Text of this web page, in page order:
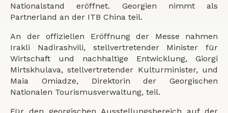
Nationalstand eröffnet. Georgien nimmt als
Partnerland an der ITB China teil.
An der offiziellen Eröffnung der Messe nahmen
Irakli Nadirashvili, stellvertretender Minister für
Wirtschaft und nachhaltige Entwicklung, Giorgi
Mirtskhulava, stellvertretender Kulturminister, und
Maia Omiadze, Direktorin der Georgischen
Nationalen Tourismusverwaltung, teil.